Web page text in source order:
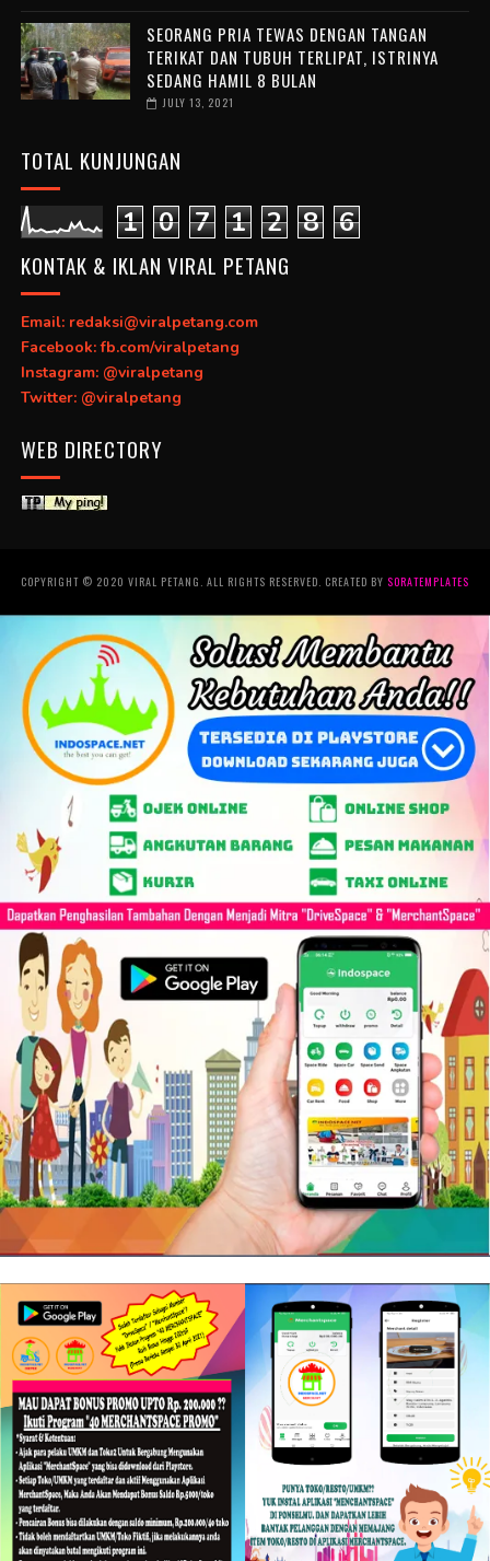
SEORANG PRIA TEWAS DENGAN TANGAN
TERIKAT DAN TUBUH TERLIPAT, ISTRINYA
SEDANG HAMIL 8 BULAN
JULY 13, 2021
TOTAL KUNJUNGAN
1 0 7 1 2 8 6
KONTAK & IKLAN VIRAL PETANG
Email: redaksi@viralpetang.com
Facebook: fb.com/viralpetang
Instagram: @viralpetang
Twitter: @viralpetang
WEB DIRECTORY
COPYRIGHT © 2020 VIRAL PETANG. ALL RIGHTS RESERVED. CREATED BY SORATEMPLATES